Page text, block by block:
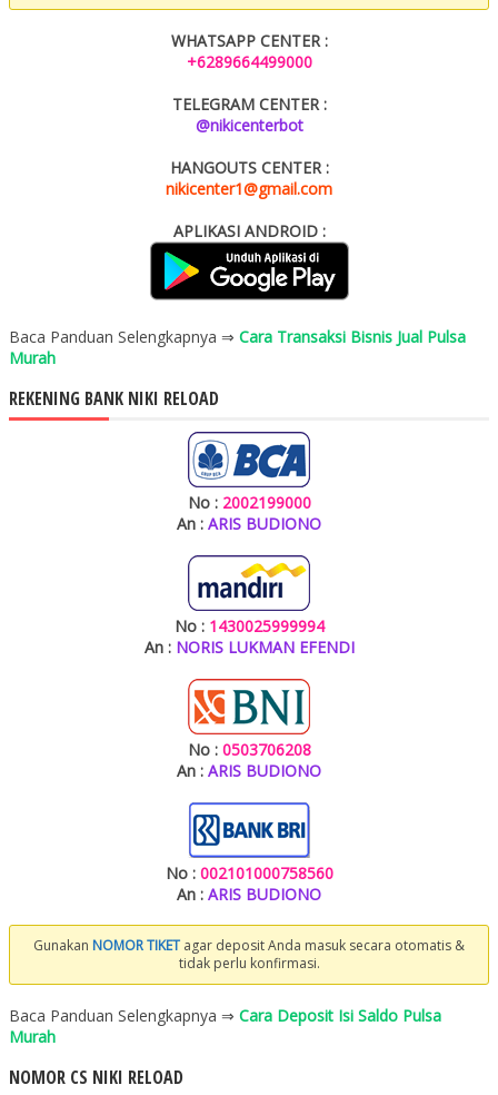
WHATSAPP CENTER :
+6289664499000
TELEGRAM CENTER :
@nikicenterbot
HANGOUTS CENTER :
nikicenter1@gmail.com
APLIKASI ANDROID :
Baca Panduan Selengkapnya ⇒ Cara Transaksi Bisnis Jual Pulsa
Murah
REKENING BANK NIKI RELOAD
No : 2002199000
An : ARIS BUDIONO
No : 1430025999994
An : NORIS LUKMAN EFENDI
No : 0503706208
An : ARIS BUDIONO
No : 002101000758560
An : ARIS BUDIONO
Gunakan NOMOR TIKET agar deposit Anda masuk secara otomatis &
tidak perlu konfirmasi.
Baca Panduan Selengkapnya ⇒ Cara Deposit Isi Saldo Pulsa
Murah
NOMOR CS NIKI RELOAD